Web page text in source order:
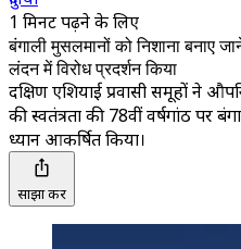
1 मिनट पढ़ने के लिए
बंगाली मुसलमानों को निशाना बनाए
लंदन में विरोध प्रदर्शन किया
दक्षिण एशियाई प्रवासी समूहों ने
की स्वतंत्रता की 78वीं वर्षगांठ पर
ध्यान आकर्षित किया।
साझा करें